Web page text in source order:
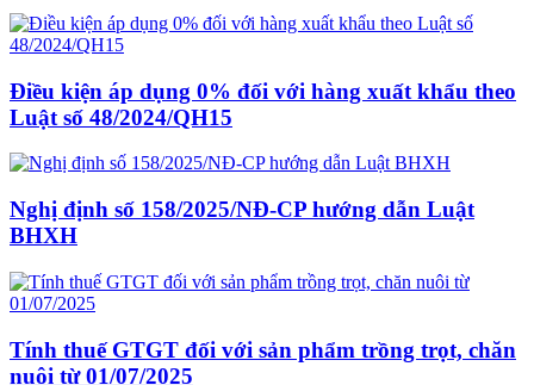
Điều kiện áp dụng 0% đối với hàng xuất khẩu theo
Luật số 48/2024/QH15
Nghị định số 158/2025/NĐ-CP hướng dẫn Luật
BHXH
Tính thuế GTGT đối với sản phẩm trồng trọt, chăn
nuôi từ 01/07/2025